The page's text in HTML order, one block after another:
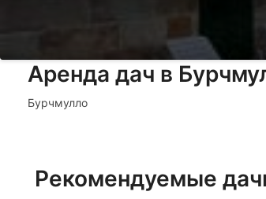
Аренда дач в
Бурчмулло
Рекомендуемые